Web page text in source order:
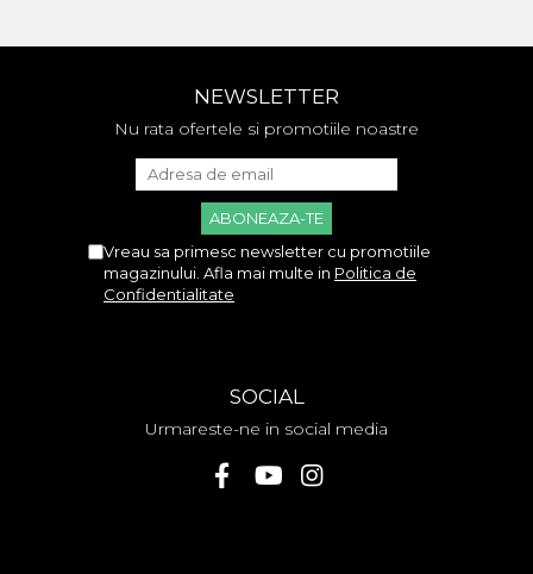
NEWSLETTER
Nu rata ofertele si promotiile noastre
Vreau sa primesc newsletter cu promotiile
magazinului. Afla mai multe in Politica de
Confidentialitate
SOCIAL
Urmareste-ne in social media